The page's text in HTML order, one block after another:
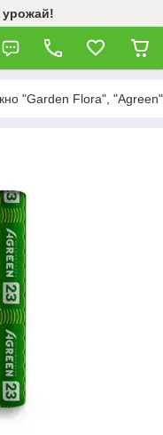
урожай!
"Garden Flora", "Agreen"